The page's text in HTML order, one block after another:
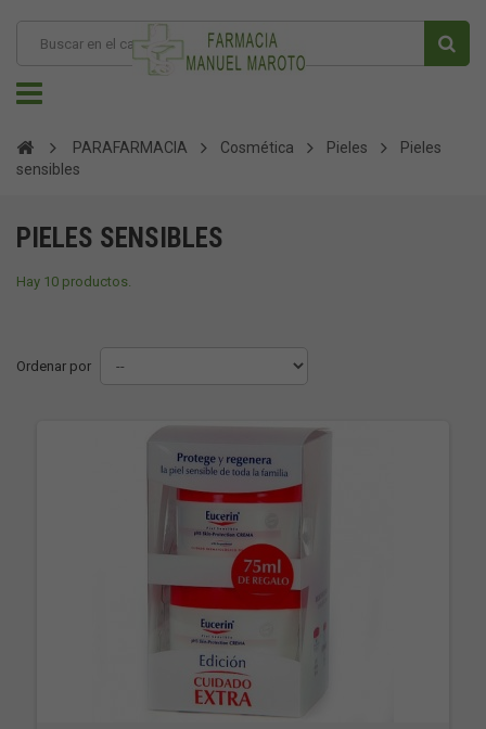
PARAFARMACIA Cosmética Pieles
Pieles
sensibles
PIELES SENSIBLES
Hay 10 productos.
Ordenar por